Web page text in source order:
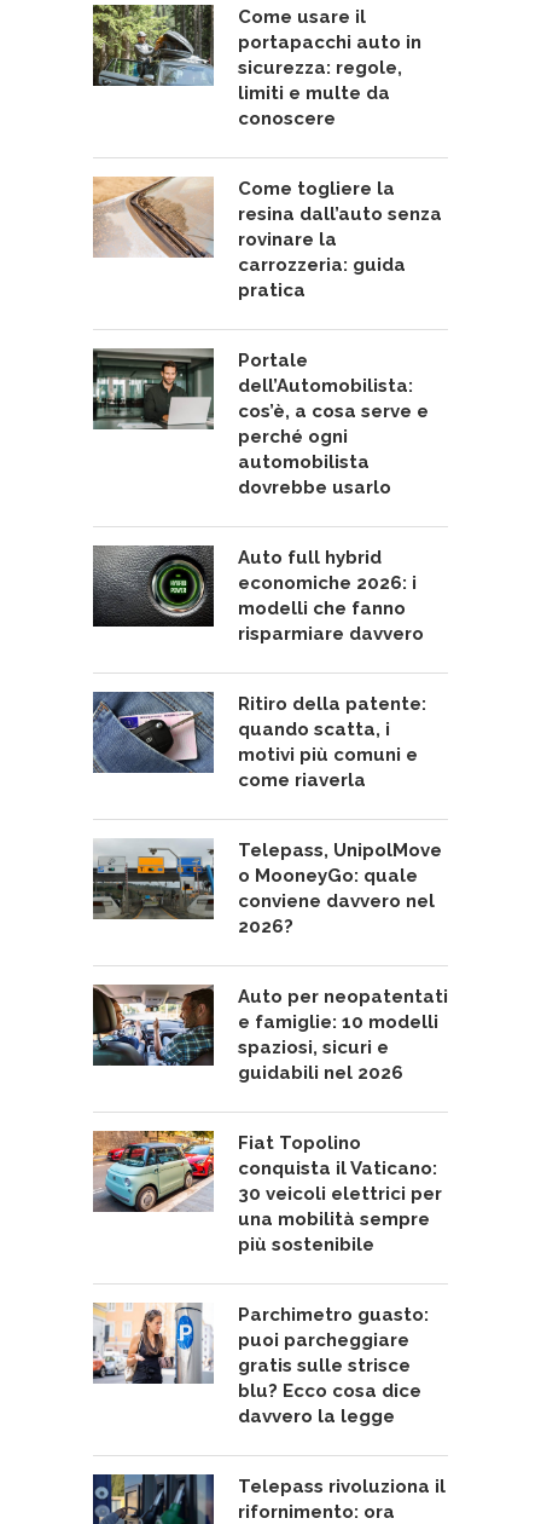
Come usare il
portapacchi auto in
sicurezza: regole,
limiti e multe da
conoscere
Come togliere la
resina dall’auto senza
rovinare la
carrozzeria: guida
pratica
Portale
dell’Automobilista:
cos’è, a cosa serve e
perché ogni
automobilista
dovrebbe usarlo
Auto full hybrid
economiche 2026: i
modelli che fanno
risparmiare davvero
Ritiro della patente:
quando scatta, i
motivi più comuni e
come riaverla
Telepass, UnipolMove
o MooneyGo: quale
conviene davvero nel
2026?
Auto per neopatentati
e famiglie: 10 modelli
spaziosi, sicuri e
guidabili nel 2026
Fiat Topolino
conquista il Vaticano:
30 veicoli elettrici per
una mobilità sempre
più sostenibile
Parchimetro guasto:
puoi parcheggiare
gratis sulle strisce
blu? Ecco cosa dice
davvero la legge
Telepass rivoluziona il
rifornimento: ora